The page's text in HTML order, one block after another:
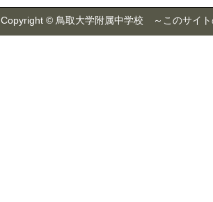
Copyright © 鳥取大学附属中学校 ～このサイト